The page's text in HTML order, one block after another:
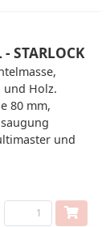
STARLOCK
und Holz.
80 mm,
und